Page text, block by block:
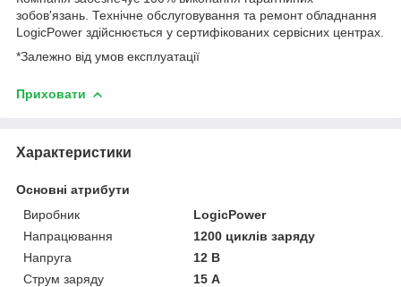
зобов'язань. Технічне обслуговування та ремонт обладнання
LogicPower здійснюється у сертифікованих сервісних центрах.
*Залежно від умов експлуатації
Приховати
Характеристики
Основні атрибути
Виробник
LogicPower
Напрацювання
1200 циклів заряду
Напруга
12 В
Струм заряду
15 А